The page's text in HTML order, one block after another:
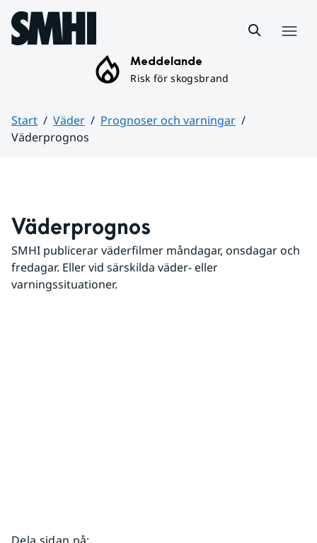
Hoppa till sidans innehåll
Meddelande
Risk för skogsbrand
Start Väder
Prognoser och varningar
Väderprognos
Väderprognos
SMHI publicerar väderfilmer måndagar, onsdagar och
fredagar. Eller vid särskilda väder- eller
varningssituationer.